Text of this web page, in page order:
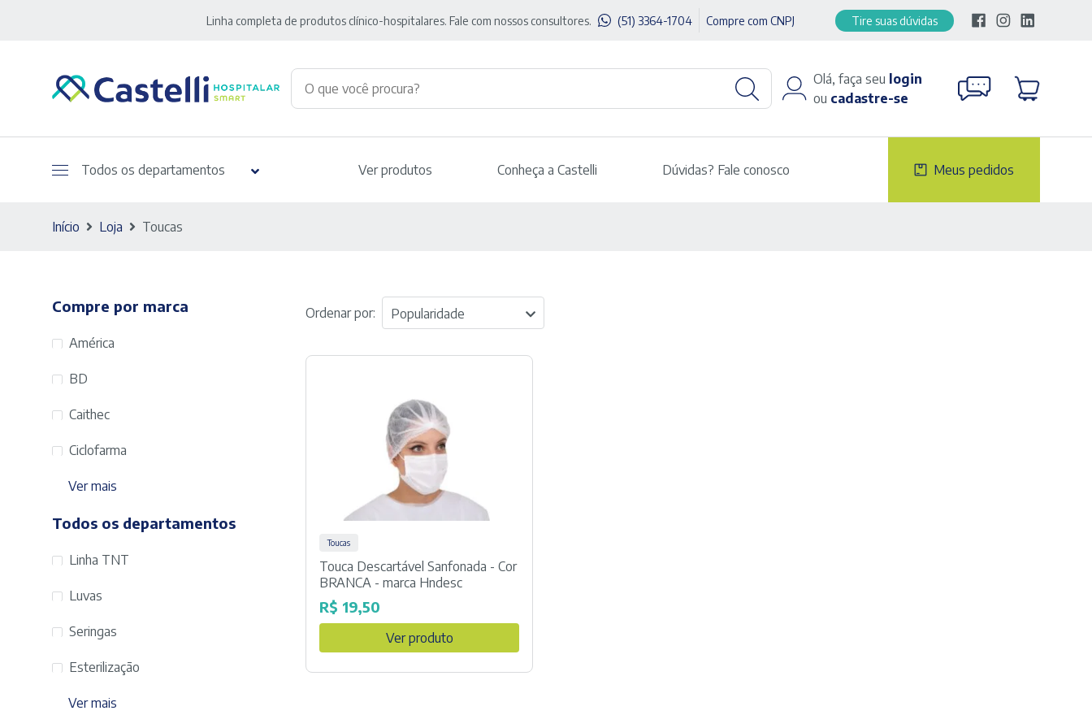
Linha completa de produtos clínico-hospitalares. Fale com nossos consultores. (51) 3364-1704 Compre com CNPJ Tire suas dúvidas
Olá, faça seu login
ou cadastre-se
Todos os departamentos Ver produtos Conheça a Castelli Dúvidas? Fale conosco Meus pedidos
Início Loja Toucas
Compre por marca
América
BD
Caithec
Ciclofarma
Ver mais
Todos os departamentos
Linha TNT
Luvas
Seringas
Esterilização
Ver mais
Ordenar por: Popularidade
Toucas
Touca Descartável Sanfonada - Cor
BRANCA - marca Hndesc
R$ 19,50
Ver produto